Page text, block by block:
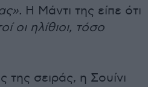
Η Μάντι της είπε ότι
οι ηλίθιοι, τόσο
της σειράς, η Σουίνι